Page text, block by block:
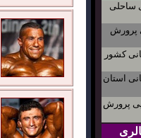
ساحلی
پرورش
قهرمانی کشور
قهرمانی استان
آسیایی پرورش